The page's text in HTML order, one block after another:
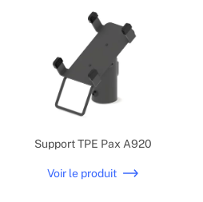
Support TPE Pax A920
Voir le produit